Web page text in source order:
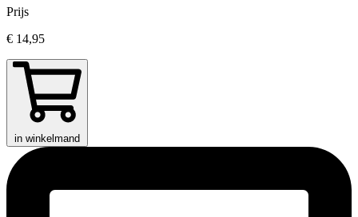
Prijs
€ 14,95
in winkelmand